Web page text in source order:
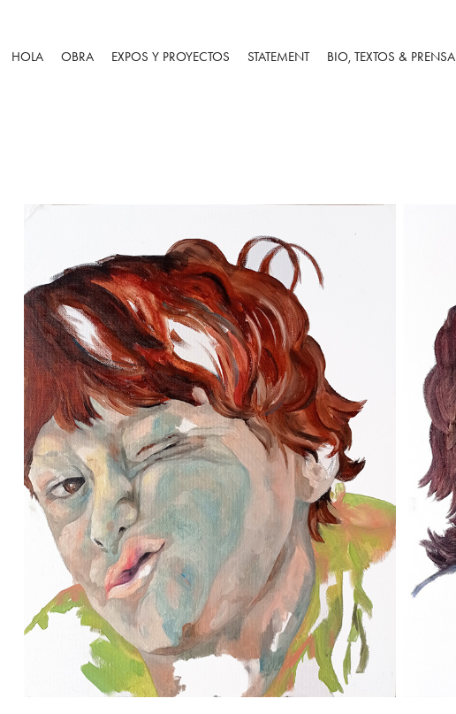
HOLA OBRA EXPOS Y PROYECTOS STATEMENT BIO, TEXTOS & PRENSA